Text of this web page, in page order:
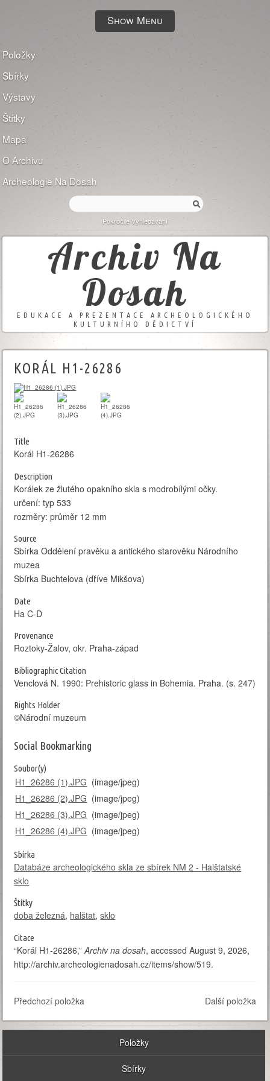
Show Menu
Položky
Sbírky
Výstavy
Štítky
Mapa
O Archivu
Archeologie Na Dosah
Pokročilé Vyhledávání
Archiv Na
Dosah
EDUKACE A PREZENTACE ARCHEOLOGICKÉHO
KULTURNÍHO DĚDICTVÍ
KORÁL H1-26286
Title
Korál H1-26286
Description
Korálek ze žlutého opakního skla s modrobílými očky.
určení: typ 533
rozměry: průměr 12 mm
Source
Sbírka Oddělení pravěku a antického starověku Národního
muzea
Sbírka Buchtelova (dříve Mikšova)
Date
Ha C-D
Provenance
Roztoky-Žalov, okr. Praha-západ
Bibliographic Citation
Venclová N. 1990: Prehistoric glass in Bohemia. Praha. (s. 247)
Rights Holder
©Národní muzeum
Social Bookmarking
Soubor(y)
H1_26286 (1).JPG (image/jpeg)
H1_26286 (2).JPG (image/jpeg)
H1_26286 (3).JPG (image/jpeg)
H1_26286 (4).JPG (image/jpeg)
Sbírka
Databáze archeologického skla ze sbírek NM 2 - Halštatské
sklo
Štítky
doba železná, halštat,sklo
Citace
“Korál H1-26286,”Archiv na dosah, accessed August 9, 2026,
http://archiv.archeologienadosah.cz/items/show/519.
Předchozí položka Další položka
Položky
Sbírky